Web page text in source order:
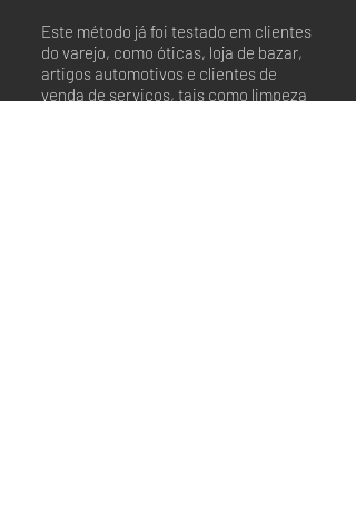
Este método já foi testado em clientes
do varejo, como óticas, loja de bazar,
artigos automotivos e clientes de
venda de serviços, tais como limpeza